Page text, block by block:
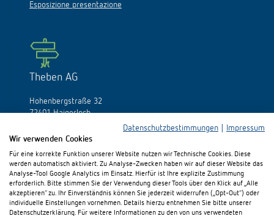
Esposizione presentazione
Theben AG
Hohenbergstraße 32
72401 Haigerloch
Fax: +49 (0)74 74/692-150
E-Mail:info@theben.de
Datenschutzbestimmungen
Impressum
Wir verwenden Cookies
Für eine korrekte Funktion unserer Website nutzen wir Technische Cookies. Diese
werden automatisch aktiviert. Zu Analyse-Zwecken haben wir auf dieser Website das
Analyse-Tool Google Analytics im Einsatz. Hierfür ist Ihre explizite Zustimmung
erforderlich. Bitte stimmen Sie der Verwendung dieser Tools über den Klick auf „Alle
akzeptieren“ zu. Ihr Einverständnis können Sie jederzeit widerrufen („Opt-Out“) oder
individuelle Einstellungen vornehmen. Details hierzu entnehmen Sie bitte unserer
Datenschutzerklärung. Für weitere Informationen zu den von uns verwendeten